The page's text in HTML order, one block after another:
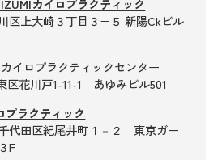
カイロプラクティック
区上大崎３丁目３−５ 新陽Ckビル
イロプラクティックセンター
区花川戸1-11-1 あゆみビル501
プラクティック
代田区紀尾井町１－２ 東京ガー
F